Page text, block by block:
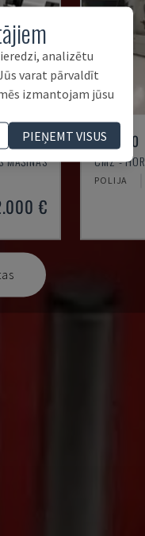
MAŠĪNAS
€
TBI-520
CMZ -
POLIJA
analizētu
varat pārvaldīt
izmantojam jūsu
PIEŅEMT VISUS